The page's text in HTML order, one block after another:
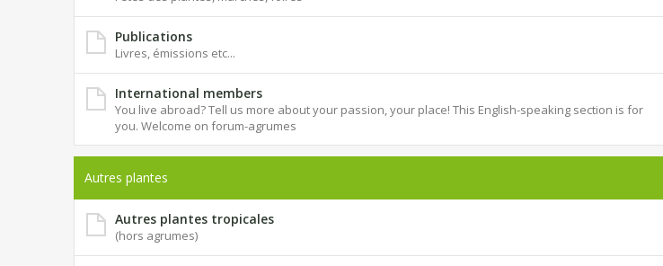
Publications
Livres, émissions etc...
International members
You live abroad? Tell us more about your passion, your place! This English-speaking section is for
you. Welcome on forum-agrumes
Autres plantes
Autres plantes tropicales
(hors agrumes)